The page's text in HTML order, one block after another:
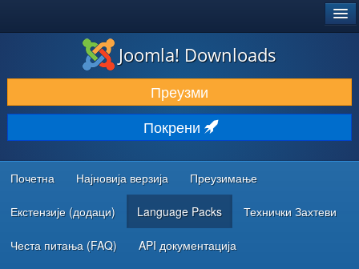
ПРЕУЗИМАЊЕ И ПРОШИРЕЊА (ЕКСТЕНЗИЈЕ)
ОТКРИЈТЕ И НАУЧИТЕ
ЗАЈЕДНИЦА И ПОДРШКА
РЕСУРСИ ЗА РАЗВОЈ
Joomla! Downloads
Преузми
Покрени
Почетна Најновија верзија Преузимање
Екстензије (додаци) Language Packs Технички Захтеви
Честа питања (FAQ) API документација